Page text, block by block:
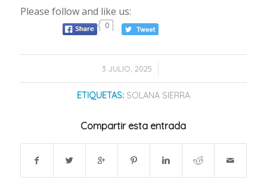
Please follow and like us:
0
3 JULIO, 2025
/
ETIQUETAS: SOLANA SIERRA
Compartir esta entrada